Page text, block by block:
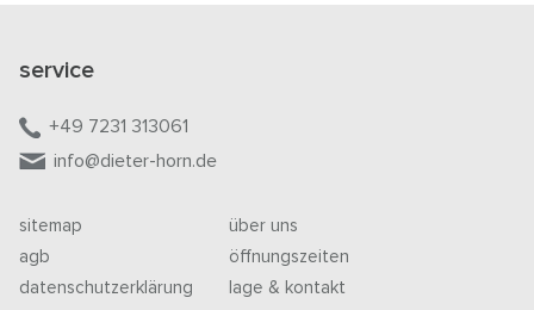
service
+49 7231 313061
info@dieter-horn.de
sitemap
agb
datenschutzerklärung
über uns
öffnungszeiten
lage & kontakt